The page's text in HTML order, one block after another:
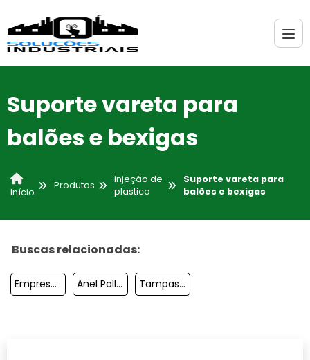
Suporte vareta para
balões e bexigas
Início
Produtos
injeção de
plastico
Suporte vareta para
balões e bexigas
Buscas relacionadas:
Empresa De Plástico Anel Pall Ring Tampas De Plástico Para Vidros